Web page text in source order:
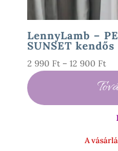
LennyLamb –
SUNSET
2 990 Ft – 12 900 Ft
-
A